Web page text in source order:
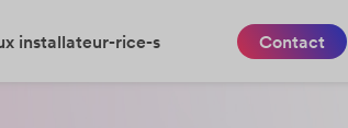
installateur-rice-s Contact